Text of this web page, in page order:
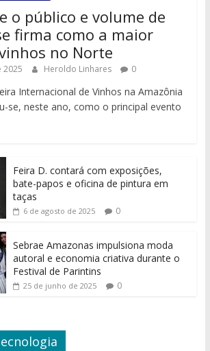
o público e volume de
firma como a maior
no Norte
2025 Heroldo Linhares 0
Internacional de Vinhos na Amazônia
se, neste ano, como o principal evento
Feira D. contará com exposições,
bate-papos e oficina de pintura em
taças
6 de agosto de 2025 0
Sebrae Amazonas impulsiona moda
autoral e economia criativa durante o
Festival de Parintins
25 de junho de 2025 0